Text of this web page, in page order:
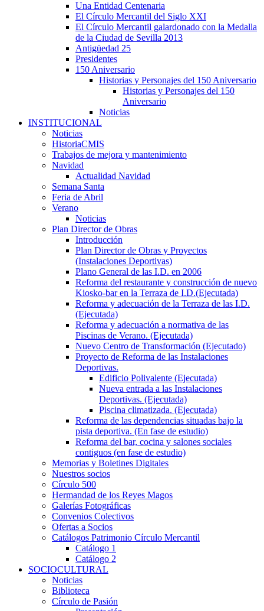
Una Entidad Centenaria
El Círculo Mercantil del Siglo XXI
El Círculo Mercantil galardonado con la Medalla
de la Ciudad de Sevilla 2013
Antigüedad 25
Presidentes
150 Aniversario
Historias y Personajes del 150 Aniversario
Historias y Personajes del 150
Aniversario
Noticias
INSTITUCIONAL
Noticias
HistoriaCMIS
Trabajos de mejora y mantenimiento
Navidad
Actualidad Navidad
Semana Santa
Feria de Abril
Verano
Noticias
Plan Director de Obras
Introducción
Plan Director de Obras y Proyectos
(Instalaciones Deportivas)
Plano General de las I.D. en 2006
Reforma del restaurante y construcción de nuevo
Kiosko-bar en la Terraza de I.D.(Ejecutada)
Reforma y adecuación de la Terraza de las I.D.
(Ejecutada)
Reforma y adecuación a normativa de las
Piscinas de Verano. (Ejecutada)
Nuevo Centro de Transformación (Ejecutado)
Proyecto de Reforma de las Instalaciones
Deportivas.
Edificio Polivalente (Ejecutada)
Nueva entrada a las Instalaciones
Deportivas. (Ejecutada)
Piscina climatizada. (Ejecutada)
Reforma de las dependencias situadas bajo la
pista deportiva. (En fase de estudio)
Reforma del bar, cocina y salones sociales
contiguos (en fase de estudio)
Memorias y Boletines Digitales
Nuestros socios
Círculo 500
Hermandad de los Reyes Magos
Galerías Fotográficas
Convenios Colectivos
Ofertas a Socios
Catálogos Patrimonio Círculo Mercantil
Catálogo 1
Catálogo 2
SOCIOCULTURAL
Noticias
Biblioteca
Círculo de Pasión